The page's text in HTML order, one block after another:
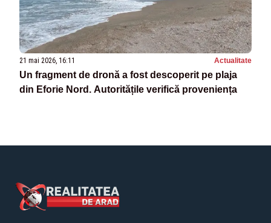
21 mai 2026, 16:11 Actualitate
Un fragment de dronă a fost descoperit pe plaja
din Eforie Nord. Autoritățile verifică proveniența